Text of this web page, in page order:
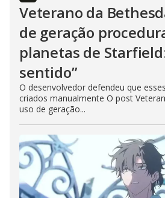
Veterano da
de geração
planetas de
sentido”
O desenvolvedor defendeu que
criados manualmente O post
uso de geração...